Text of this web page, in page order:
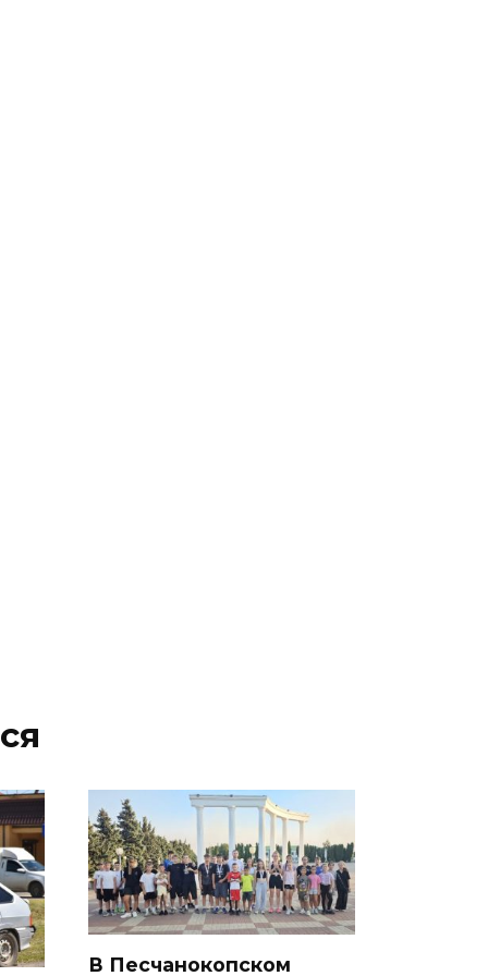
Садовой, 94, обследуют
07 августа 2026 17:03
Бетон и влага: эксперт ЮФУ
объяснил, почему
ростовчанам тяжело
переносить жару
В Песчанокопском